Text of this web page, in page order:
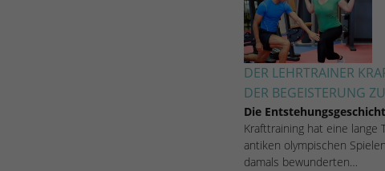
DER LEHRTRAINER
DER BEGEISTERUNG
Die
Krafttraining hat eine lange
antiken olympischen
damals bewunderten…
Zugang zu geschützten Bereichen gewährt.
weisen eine randoly generierte Nummer zu, um
eindeutige Besucher zu identifizieren.